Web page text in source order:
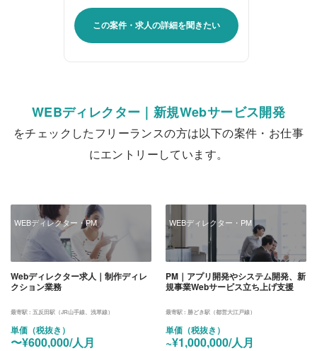
この案件・求人の詳細を聞きたい
WEBディレクター｜新規Webサービス開発
をチェックしたフリーランスの方は以下の案件・お仕事
にエントリーしています。
WEBディレクター・PM
Webディレクター求人｜制作ディレ
クション業務
最寄駅 : 五反田駅（JR山手線、浅草線）
単価（税抜き）
〜¥600,000/人月
WEBディレクター・PM
PM｜アプリ開発やシステム開発、新
規事業Webサービス立ち上げ支援
最寄駅 : 勝どき駅（都営大江戸線）
単価（税抜き）
~¥1,000,000/人月